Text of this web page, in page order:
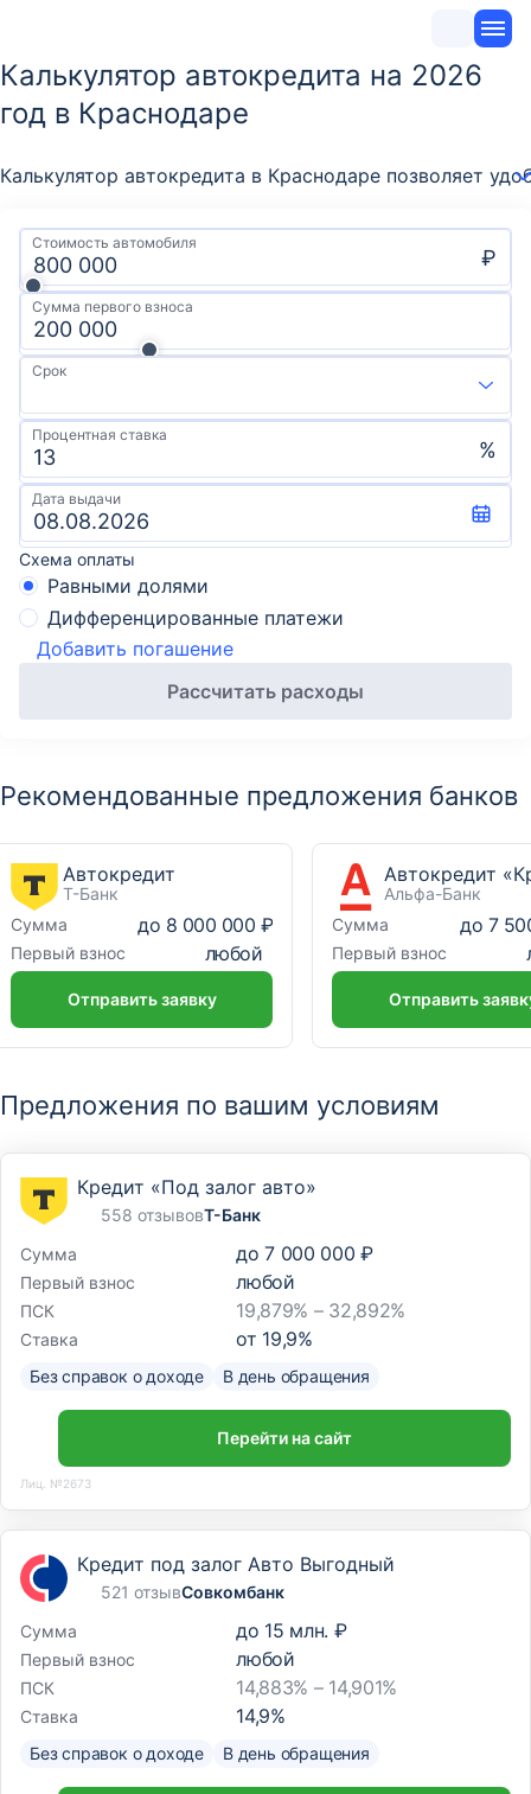
Калькулятор автокредита на 2026
год в Краснодаре
Калькулятор автокредита в Краснодаре позволяет
Стоимость автомобиля
₽
Сумма первого взноса
Срок
Процентная ставка
%
Дата выдачи
Схема оплаты
Равными долями
Дифференцированные платежи
Добавить погашение
Рассчитать расходы
Рекомендованные предложения банков
Автокредит
Т-Банк
Сумма
до 8 000 000 ₽
Первый взнос любой
Отправить заявку
Альфа-Банк
Сумма
до 7
Первый взнос
Отправить
Предложения по вашим условиям
Кредит «Под залог авто»
558 отзывовТ-Банк
Сумма
до 7 000 000 ₽
Первый взнос любой
ПСК 19,879% – 32,892%
Ставка от 19,9%
Без справок о доходе В день обращения
Перейти на сайт
Лиц. №2673
Кредит под залог Авто Выгодный
521 отзывСовкомбанк
Сумма
до 15 млн. ₽
Первый взнос любой
ПСК 14,883% – 14,901%
Ставка 14,9%
Без справок о доходе В день обращения